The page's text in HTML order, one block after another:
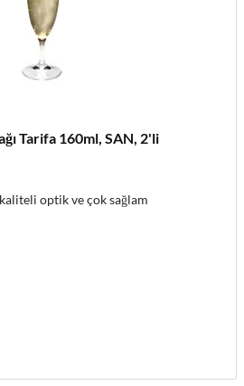
Tarifa 160ml, SAN, 2'li
optik ve çok sağlam